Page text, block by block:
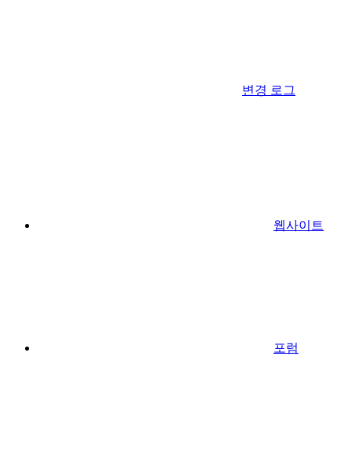
변경 로그
웹사이트
포럼